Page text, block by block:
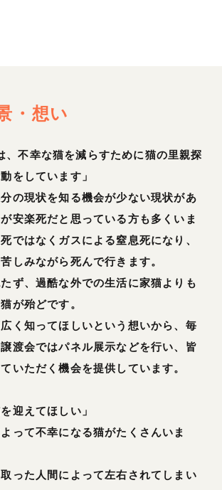
・想い
、不幸な猫を減らすために猫の里親探
をしています」
の現状を知る機会が少ない現状があ
安楽死だと思っている方も多くいま
ではなくガスによる窒息死になり、
しみながら死んで行きます。
ず、過酷な外での生活に家猫よりも
が殆どです。
く知ってほしいという想いから、毎
渡会ではパネル展示などを行い、皆
いただく機会を提供しています。
迎えてほしい」
って不幸になる猫がたくさんいま
った人間によって左右されてしまい